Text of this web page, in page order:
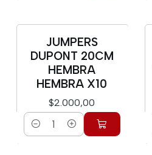
JUMPERS
DUPONT 20CM
HEMBRA
HEMBRA X10
$2.000,00
Cantidad